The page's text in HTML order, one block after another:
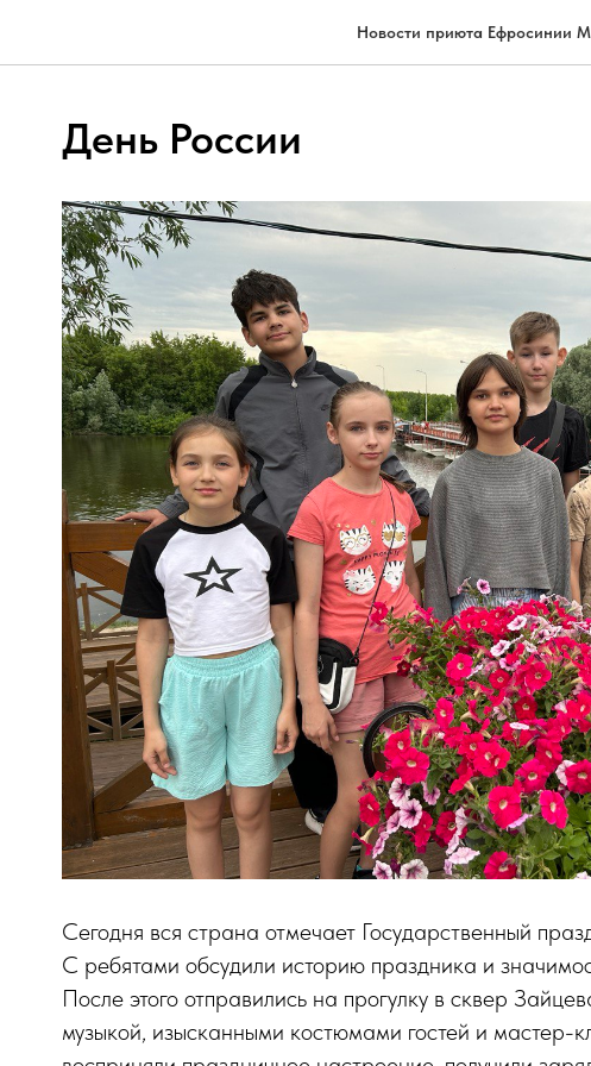
Новости приюта Ефросинии
День России
Сегодня вся страна отмечает Государственный
С ребятами обсудили историю праздника и
После этого отправились на прогулку в сквер
музыкой, изысканными костюмами гостей и мастер-